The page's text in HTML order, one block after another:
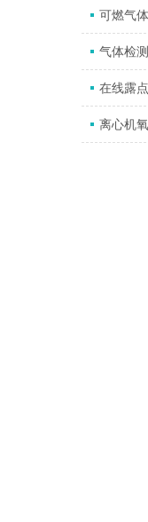
可燃气
气体检